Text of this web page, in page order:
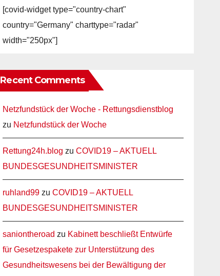
[covid-widget type="country-chart"
country="Germany" charttype="radar"
width="250px"]
Recent Comments
Netzfundstück der Woche - Rettungsdienstblog
zu Netzfundstück der Woche
Rettung24h.blog zuCOVID19 – AKTUELL
BUNDESGESUNDHEITSMINISTER
ruhland99 zuCOVID19 – AKTUELL
BUNDESGESUNDHEITSMINISTER
saniontheroad zu Kabinett beschließt Entwürfe
für Gesetzespakete zur Unterstützung des
Gesundheitswesens bei der Bewältigung der